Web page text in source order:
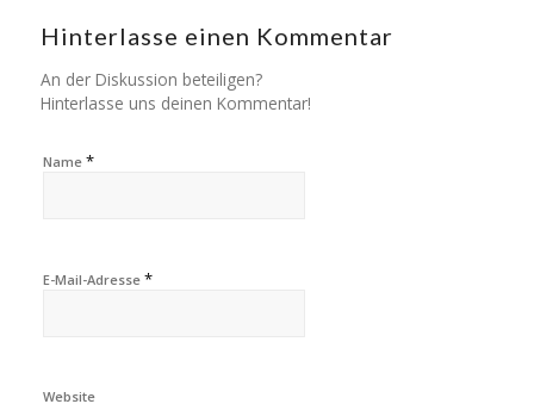
Hinterlasse einen Kommentar
An der Diskussion beteiligen?
Hinterlasse uns deinen Kommentar!
Name *
E-Mail-Adresse *
Website